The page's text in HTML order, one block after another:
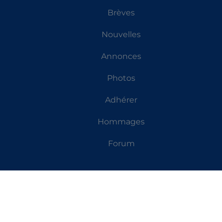
Brèves
Nouvelles
Annonces
Photos
Adhérer
Hommages
Forum